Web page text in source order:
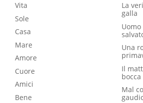
Vita
Sole
Casa
Mare
Amore
Cuore
Amici
Bene
La
galla
Una
Il
bocca
Mal